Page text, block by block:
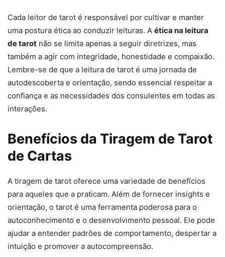
Cada leitor de tarot é responsável por cultivar e manter
uma postura ética ao conduzir leituras. A ética na leitura
de tarot não se limita apenas a seguir diretrizes, mas
também a agir com integridade, honestidade e compaixão.
Lembre-se de que a leitura de tarot é uma jornada de
autodescoberta e orientação, sendo essencial respeitar a
confiança e as necessidades dos consulentes em todas as
interações.
Benefícios da Tiragem de Tarot
de Cartas
A tiragem de tarot oferece uma variedade de benefícios
para aqueles que a praticam. Além de fornecer insights e
orientação, o tarot é uma ferramenta poderosa para o
autoconhecimento e o desenvolvimento pessoal. Ele pode
ajudar a entender padrões de comportamento, despertar a
intuição e promover a autocompreensão.